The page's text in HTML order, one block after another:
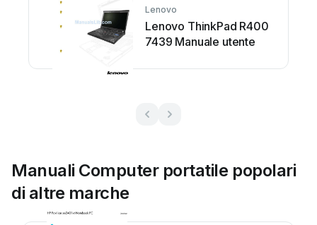
Lenovo
Lenovo ThinkPad R400
7439 Manuale utente
Manuali Computer portatile popolari
di altre marche